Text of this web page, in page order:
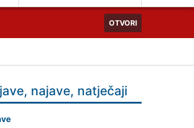
OTVORI
najave, natječaji